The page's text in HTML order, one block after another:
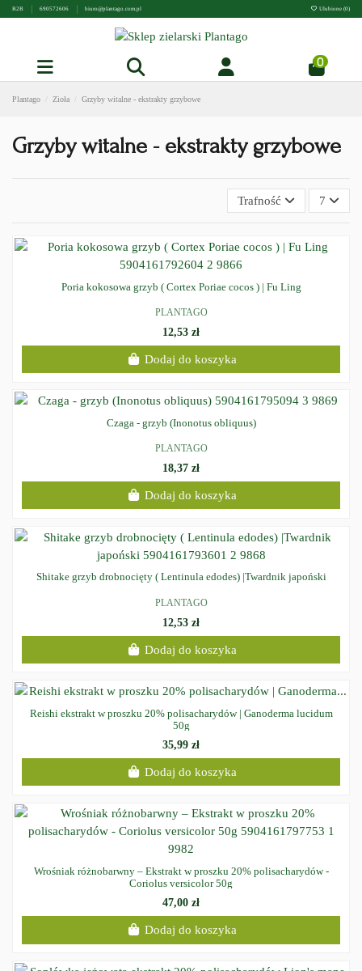
B2B 690572606 biuro@plantago.com.pl Ulubione (0)
0
Plantago Zioła Grzyby witalne - ekstrakty grzybowe
Grzyby witalne - ekstrakty grzybowe
Trafność 7
Poria kokosowa grzyb ( Cortex Poriae cocos ) | Fu Ling
PLANTAGO
12,53 zł
Dodaj do koszyka
Czaga - grzyb (Inonotus obliquus)
PLANTAGO
18,37 zł
Dodaj do koszyka
Shitake grzyb drobnocięty ( Lentinula edodes) |Twardnik japoński
PLANTAGO
12,53 zł
Dodaj do koszyka
Reishi ekstrakt w proszku 20% polisacharydów | Ganoderma lucidum
50g
35,99 zł
Dodaj do koszyka
Wrośniak różnobarwny – Ekstrakt w proszku 20% polisacharydów -
Coriolus versicolor 50g
47,00 zł
Dodaj do koszyka